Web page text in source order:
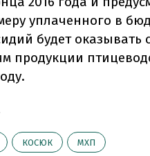
уплаченного в
будет оказывать
продукции
КОСЮК МХП